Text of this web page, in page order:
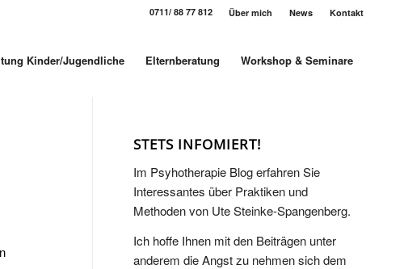
Über mich News Kontakt
0711/ 88 77 812
Kinder/Jugendliche Elternberatung Workshop & Seminare
STETS INFOMIERT!
Im Psyhotherapie Blog erfahren Sie
Interessantes über Praktiken und
Methoden von Ute Steinke-Spangenberg.
Ich hoffe Ihnen mit den Beiträgen unter
anderem die Angst zu nehmen sich dem